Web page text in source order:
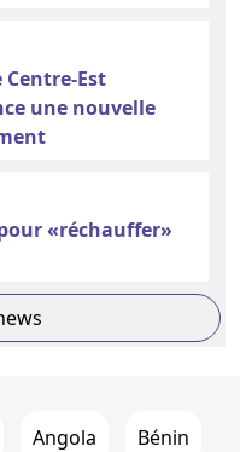
Centre-Est
une nouvelle
«réchauffer»
Angola Bénin